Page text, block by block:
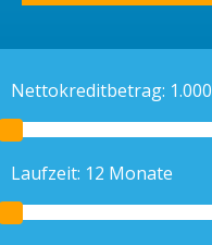
Nettokreditbetrag: 1.000
Laufzeit: 12 Monate